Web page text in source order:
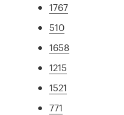
1767
510
1658
1215
1521
771